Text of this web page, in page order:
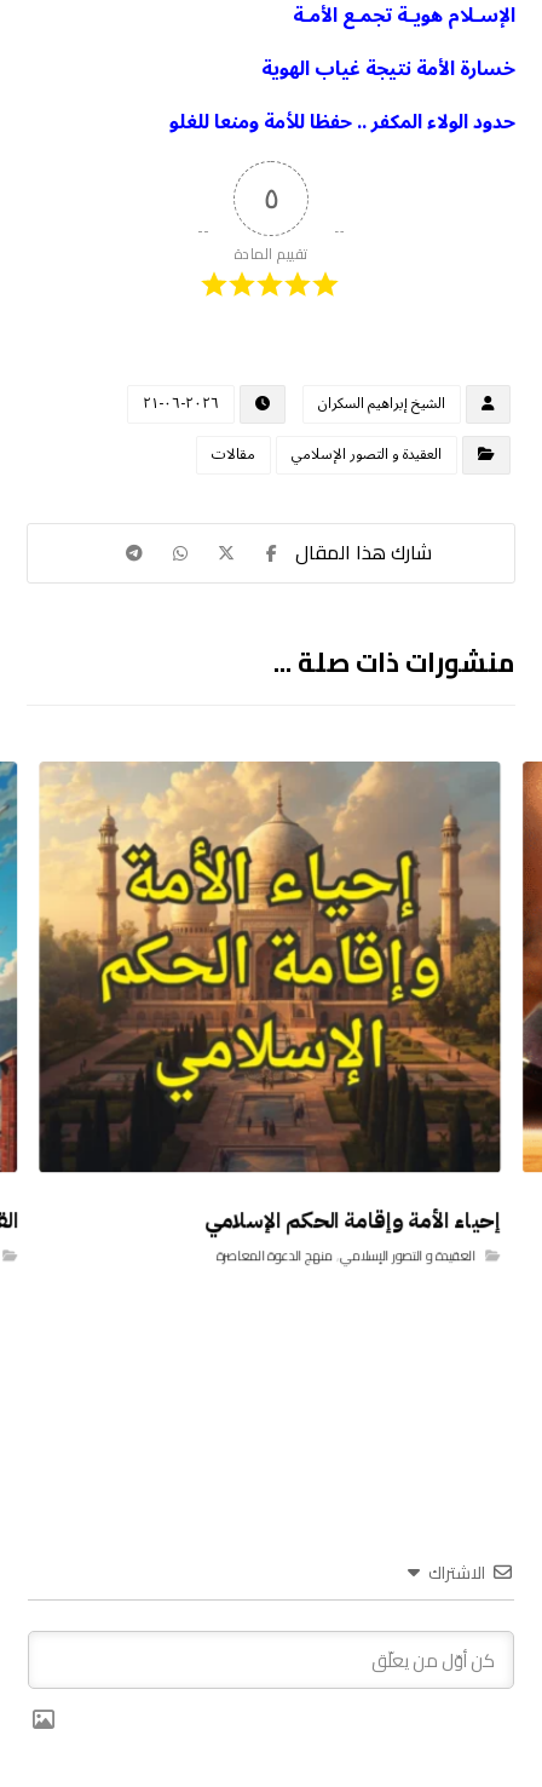
الإسـلام هويـة تجمـع الأمـة
خسارة الأمة نتيجة غياب الهوية
حدود الولاء المكفر .. حفظا للأمة ومنعا للغلو
٥
تقييم المادة
الشيخ إبراهيم السكران
٢٠٢٦-٠٦-٢١
العقيدة و التصور الإسلامي
مقالات
منشورات ذات صلة ...
إحياء الأمة وإقامة الحكم الإسلامي
العقيدة و التصور الإسلامي,منهج الدعوة المعاصرة
الاشتراك